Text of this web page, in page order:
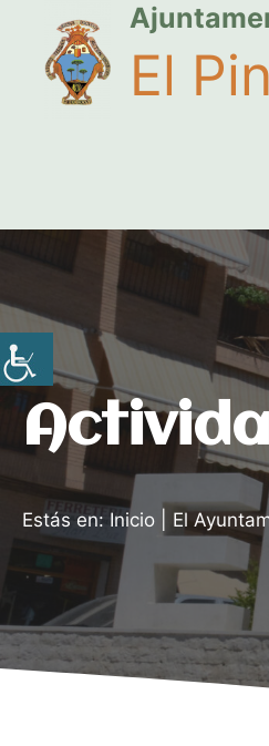
El
Estás en: Inicio El